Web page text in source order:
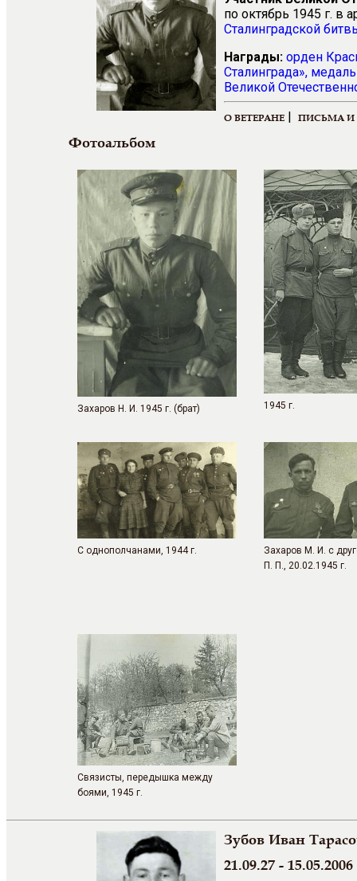
по октябрь 1945 г. в
Сталинградской
Награды: орден
Сталинграда»,
Великой
О ВЕТЕРАНЕ | ПИСЬМА И
Фотоальбом
Захаров Н. И. 1945 г. (брат) 1945 г.
С однополчанами, 1944 г.
Захаров М. И. с
П. П., 20.02.1945 г.
Связисты, передышка между
боями, 1945 г.
Зубов Иван
21.09.27 - 15.05.2006